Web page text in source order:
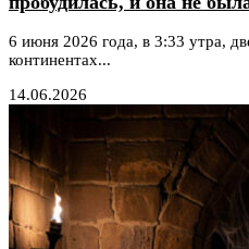
6 июня 2026 года, в 3:33 утра,
континентах...
14.06.2026